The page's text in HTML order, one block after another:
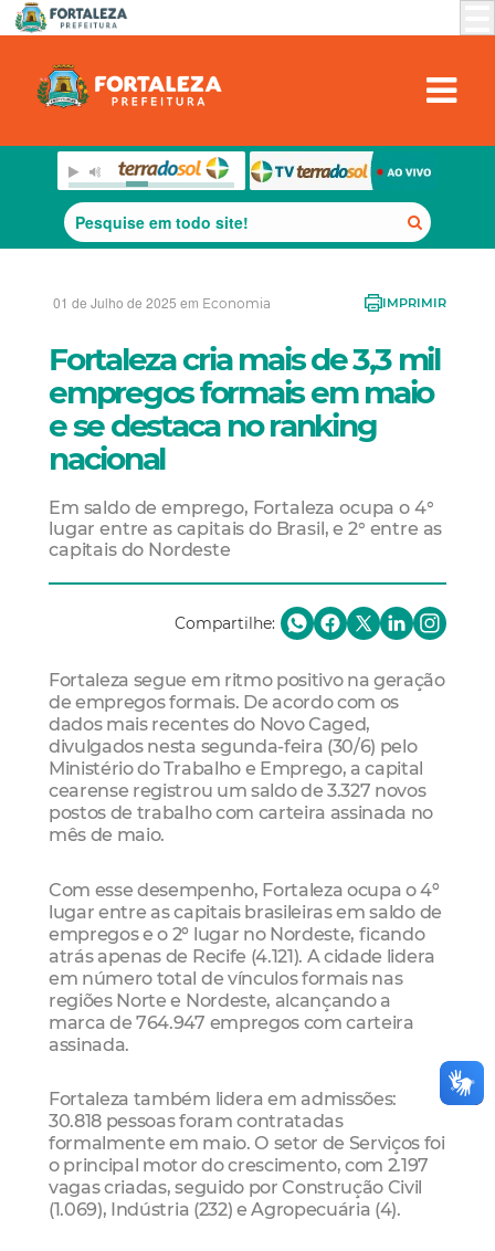
01 de Julho de 2025 em Economia IMPRIMIR
Fortaleza cria mais de 3,3 mil
empregos formais em maio
e se destaca no ranking
nacional
Em saldo de emprego, Fortaleza ocupa o 4°
lugar entre as capitais do Brasil, e 2° entre as
capitais do Nordeste
Compartilhe:
Fortaleza segue em ritmo positivo na geração
de empregos formais. De acordo com os
dados mais recentes do Novo Caged,
divulgados nesta segunda-feira (30/6) pelo
Ministério do Trabalho e Emprego, a capital
cearense registrou um saldo de 3.327 novos
postos de trabalho com carteira assinada no
mês de maio.
Com esse desempenho, Fortaleza ocupa o 4º
lugar entre as capitais brasileiras em saldo de
empregos e o 2º lugar no Nordeste, ficando
atrás apenas de Recife (4.121). A cidade lidera
em número total de vínculos formais nas
regiões Norte e Nordeste, alcançando a
marca de 764.947 empregos com carteira
assinada.
Fortaleza também lidera em admissões:
30.818 pessoas foram contratadas
formalmente em maio. O setor de Serviços foi
o principal motor do crescimento, com 2.197
vagas criadas, seguido por Construção Civil
(1.069), Indústria (232) e Agropecuária (4).